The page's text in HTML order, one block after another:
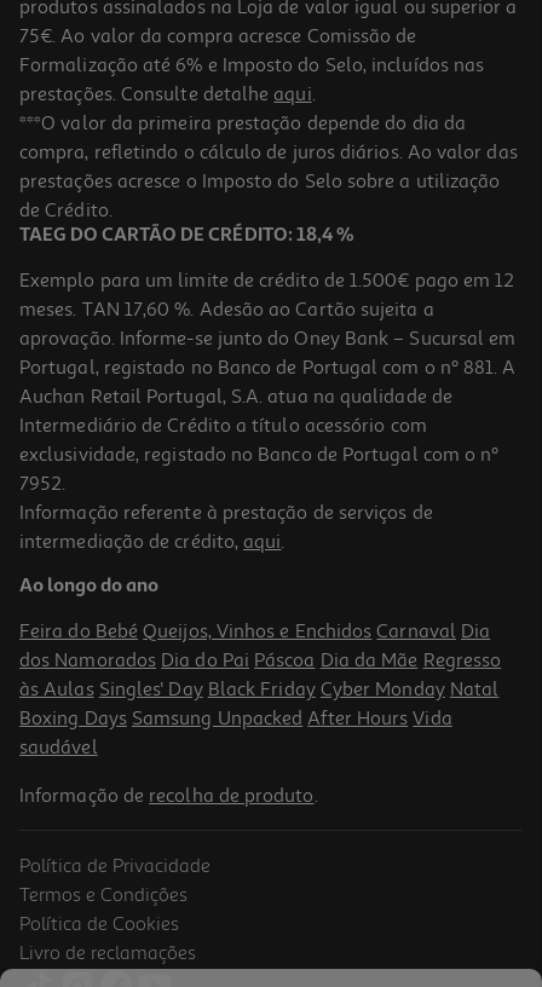
4.7 (81)
Fluido Solar Avene Expert Anti-Imperf Spf50+ 40 Ml
48.2 €/Lt
Price reduced from
33,95 €to
19,28 €
Promoção
-37%
4.9
Fluído Neutrogena Ultrasheer Ageshield Spf50 50ml
313.8 €/Lt
15,69 €
Promoção
-27%
produtos assinalados na Loja de valor igual ou superior a
75€. Ao valor da compra acresce Comissão de
Formalização até 6% e Imposto do Selo, incluídos nas
prestações. Consulte detalhe aqui.
***O valor da primeira prestação depende do dia da
compra, refletindo o cálculo de juros diários. Ao valor das
prestações acresce o Imposto do Selo sobre a utilização
de Crédito.
TAEG DO CARTÃO DE CRÉDITO: 18,4 %
Exemplo para um limite de crédito de 1.500€ pago em 12
meses. TAN 17,60 %. Adesão ao Cartão sujeita a
aprovação. Informe-se junto do Oney Bank – Sucursal em
Portugal, registado no Banco de Portugal com o nº 881. A
Auchan Retail Portugal, S.A. atua na qualidade de
Intermediário de Crédito a título acessório com
exclusividade, registado no Banco de Portugal com o nº
7952.
Informação referente à prestação de serviços de
intermediação de crédito, aqui.
Ao longo do ano
Feira do Bebé Queijos, Vinhos e Enchidos Carnaval Dia
dos Namorados Dia do Pai Páscoa Dia da Mãe Regresso
às Aulas Singles' Day Black Friday Cyber Monday Natal
Boxing Days Samsung Unpacked After Hours Vida
saudável
Informação de recolha de produto.
Política de Privacidade
Termos e Condições
Política de Cookies
Livro de reclamações